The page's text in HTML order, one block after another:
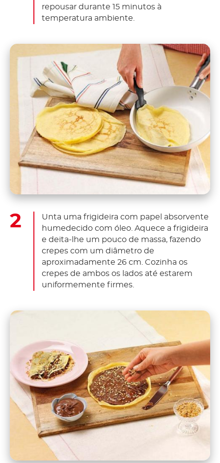
repousar durante 15 minutos à
temperatura ambiente.
Unta uma frigideira com papel absorvente
humedecido com óleo. Aquece a frigideira
e deita-lhe um pouco de massa, fazendo
crepes com um diâmetro de
aproximadamente 26 cm. Cozinha os
crepes de ambos os lados até estarem
uniformemente firmes.